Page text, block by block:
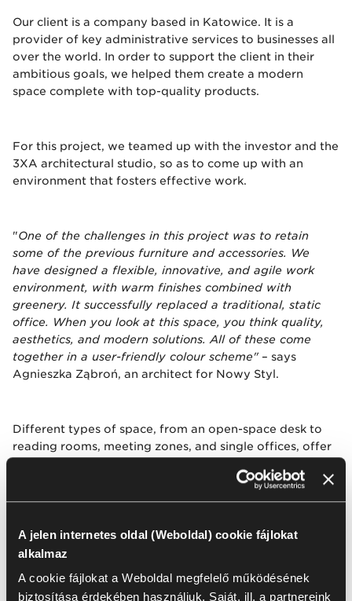
A jelen internetes oldal (Weboldal) cookie fájlokat
alkalmaz
A cookie fájlokat a Weboldal megfelelő működésének
biztosítása érdekében használjuk. Saját, ill. a partnereink
Our client is a company based in Katowice. It is a
provider of key administrative services to businesses all
over the world. In order to support the client in their
ambitious goals, we helped them create a modern
space complete with top-quality products.
For this project, we teamed up with the investor and the
3XA architectural studio, so as to come up with an
environment that fosters effective work.
"One of the challenges in this project was to retain
some of the previous furniture and accessories. We
have designed a flexible, innovative, and agile work
environment, with warm finishes combined with
greenery. It successfully replaced a traditional, static
office. When you look at this space, you think quality,
aesthetics, and modern solutions. All of these come
together in a user-friendly colour scheme" – says
Agnieszka Ząbroń, an architect for Nowy Styl.
Different types of space, from an open-space desk to
reading rooms, meeting zones, and single offices, offer
A projektben használt kiválasztott